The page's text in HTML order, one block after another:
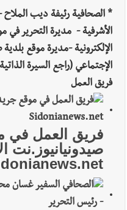
* الصحافية رئيفة ديب
الأشرفية - مديرة التحرير
الإلكترونية -مديرة موقع
الإجتماعي (راجع السيرة
فريق العمل
فريق العمل في
صيدونيانيوز.نت